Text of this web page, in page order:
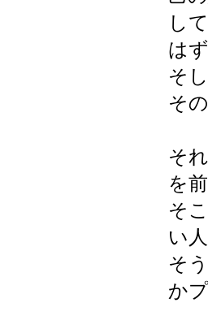
し
は
そ
そ
そ
を
そ
い
そ
か